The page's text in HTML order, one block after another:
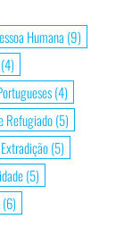
Humana (9)
(4)
(4)
Refugiado(5)
Extradição(5)
(5)
(6)